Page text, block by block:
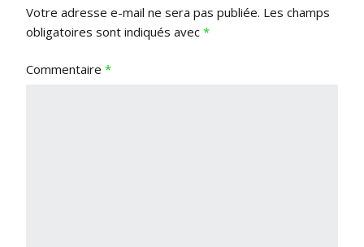
Votre adresse e-mail ne sera pas publiée. Les champs
obligatoires sont indiqués avec *
Commentaire *